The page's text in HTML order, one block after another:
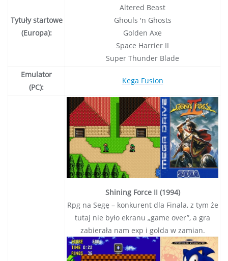
Tytuły startowe
(Europa):
Altered Beast
Ghouls 'n Ghosts
Golden Axe
Space Harrier II
Super Thunder Blade
Emulator
(PC):
Kega Fusion
Shining Force II (1994)
Rpg na Segę – konkurent dla Finala, z tym że
tutaj nie było ekranu „game over”, a gra
zabierała nam exp i golda w zamian.